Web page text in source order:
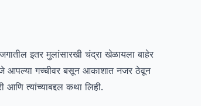
इतर मुलांसारखी चंद्रा खेळायला बाहेर
आपल्या गच्चीवर बसून आकाशात नजर ठेवून
आणि त्यांच्याबद्दल कथा लिही.